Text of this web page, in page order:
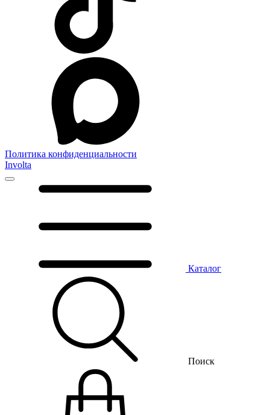
Политика конфиденциальности
Involta
Каталог
Поиск